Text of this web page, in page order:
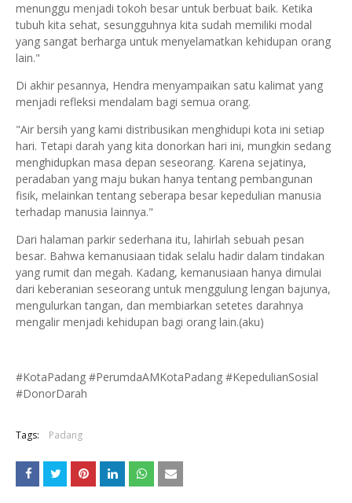
menunggu menjadi tokoh besar untuk berbuat baik. Ketika
tubuh kita sehat, sesungguhnya kita sudah memiliki modal
yang sangat berharga untuk menyelamatkan kehidupan orang
lain."
Di akhir pesannya, Hendra menyampaikan satu kalimat yang
menjadi refleksi mendalam bagi semua orang.
"Air bersih yang kami distribusikan menghidupi kota ini setiap
hari. Tetapi darah yang kita donorkan hari ini, mungkin sedang
menghidupkan masa depan seseorang. Karena sejatinya,
peradaban yang maju bukan hanya tentang pembangunan
fisik, melainkan tentang seberapa besar kepedulian manusia
terhadap manusia lainnya."
Dari halaman parkir sederhana itu, lahirlah sebuah pesan
besar. Bahwa kemanusiaan tidak selalu hadir dalam tindakan
yang rumit dan megah. Kadang, kemanusiaan hanya dimulai
dari keberanian seseorang untuk menggulung lengan bajunya,
mengulurkan tangan, dan membiarkan setetes darahnya
mengalir menjadi kehidupan bagi orang lain.(aku)
#KotaPadang #PerumdaAMKotaPadang #KepedulianSosial
#DonorDarah
Tags: Padang